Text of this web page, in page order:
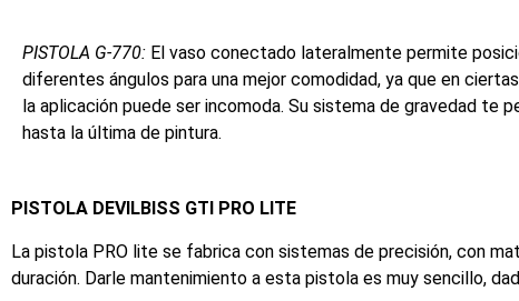
PISTOLA G-770: El vaso conectado lateralmente permite
diferentes ángulos para una mejor comodidad, ya que en
la aplicación puede ser incomoda. Su sistema de gravedad te
hasta la última de pintura.
PISTOLA DEVILBISS GTI PRO LITE
La pistola PRO lite se fabrica con sistemas de precisión, con
duración. Darle mantenimiento a esta pistola es muy sencillo,